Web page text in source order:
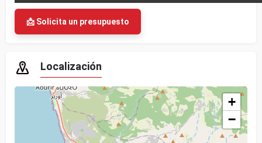
📩 Solicita un presupuesto
Localización
+
−